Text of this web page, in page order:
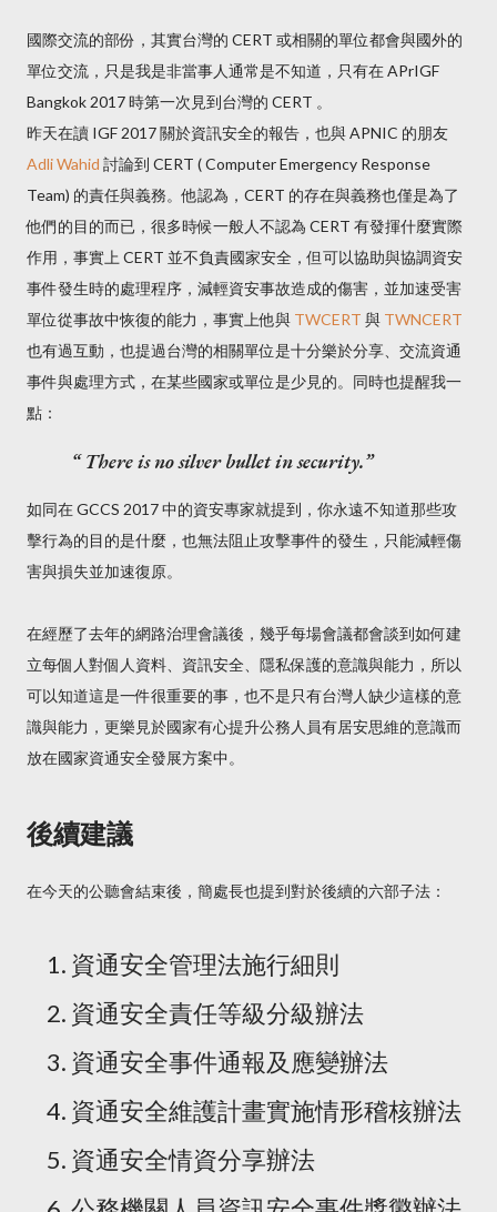
國際交流的部份，其實台灣的 CERT 或相關的單位都會與國外的
單位交流，只是我是非當事人通常是不知道，只有在 APrIGF
Bangkok 2017 時第一次見到台灣的 CERT 。
昨天在讀 IGF 2017 關於資訊安全的報告，也與 APNIC 的朋友
Adli Wahid 討論到 CERT ( Computer Emergency Response
Team) 的責任與義務。他認為，CERT 的存在與義務也僅是為了
他們的目的而已，很多時候一般人不認為 CERT 有發揮什麼實際
作用，事實上 CERT 並不負責國家安全，但可以協助與協調資安
事件發生時的處理程序，減輕資安事故造成的傷害，並加速受害
單位從事故中恢復的能力，事實上他與 TWCERT 與 TWNCERT
也有過互動，也提過台灣的相關單位是十分樂於分享、交流資通
事件與處理方式，在某些國家或單位是少見的。同時也提醒我一
點：
There is no silver bullet in security.
如同在 GCCS 2017 中的資安專家就提到，你永遠不知道那些攻
擊行為的目的是什麼，也無法阻止攻擊事件的發生，只能減輕傷
害與損失並加速復原。
在經歷了去年的網路治理會議後，幾乎每場會議都會談到如何建
立每個人對個人資料、資訊安全、隱私保護的意識與能力，所以
可以知道這是一件很重要的事，也不是只有台灣人缺少這樣的意
識與能力，更樂見於國家有心提升公務人員有居安思維的意識而
放在國家資通安全發展方案中。
後續建議
在今天的公聽會結束後，簡處長也提到對於後續的六部子法：
資通安全管理法施行細則
資通安全責任等級分級辦法
資通安全事件通報及應變辦法
資通安全維護計畫實施情形稽核辦法
資通安全情資分享辦法